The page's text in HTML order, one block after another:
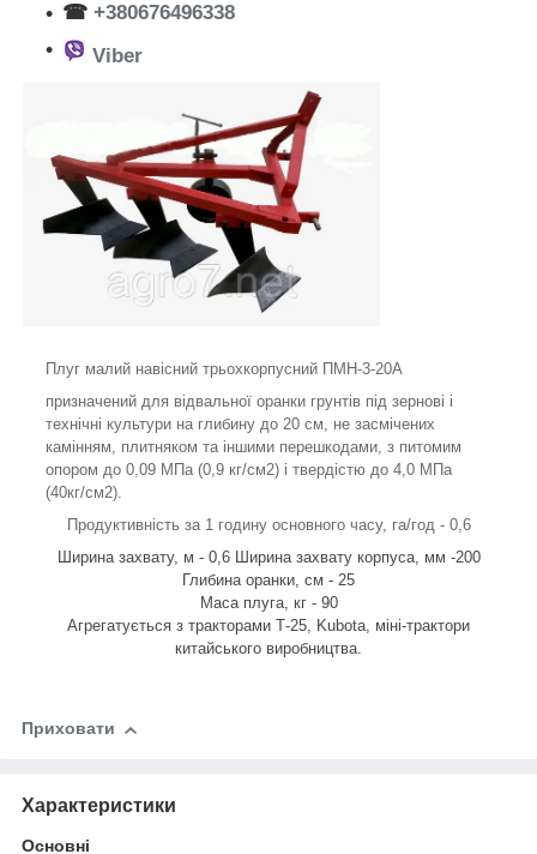
☎ +380676496338
Viber
Плуг малий навісний трьохкорпусний ПМН-3-20А
призначений для відвальної оранки грунтів під зернові і
технічні культури на глибину до 20 см, не засмічених
камінням, плитняком та іншими перешкодами, з питомим
опором до 0,09 МПа (0,9 кг/см2) і твердістю до 4,0 МПа
(40кг/см2).
Продуктивність за 1 годину основного часу, га/год - 0,6
Ширина захвату, м - 0,6 Ширина захвату корпуса, мм -200
Глибина оранки, см - 25
Маса плуга, кг - 90
Агрегатується з тракторами Т-25, Kubota, міні-трактори
китайського виробництва.
Приховати
Характеристики
Основні